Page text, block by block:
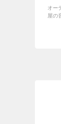
オー
屋の